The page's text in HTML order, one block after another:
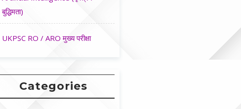
बुद्धिमता)
UKPSC RO / ARO मुख्य परीक्षा
Categories